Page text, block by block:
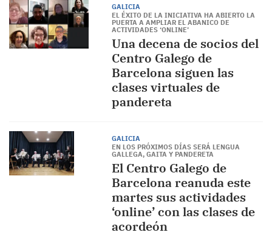
GALICIA
EL ÉXITO DE LA INICIATIVA HA ABIERTO LA
PUERTA A AMPLIAR EL ABANICO DE
ACTIVIDADES ‘ONLINE’
Una decena de socios del
Centro Galego de
Barcelona siguen las
clases virtuales de
pandereta
GALICIA
EN LOS PRÓXIMOS DÍAS SERÁ LENGUA
GALLEGA, GAITA Y PANDERETA
El Centro Galego de
Barcelona reanuda este
martes sus actividades
‘online’ con las clases de
acordeón